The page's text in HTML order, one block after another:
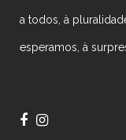
a todos, à
esperamos, à